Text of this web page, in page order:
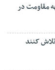
جبهه مقاومت در
کنند